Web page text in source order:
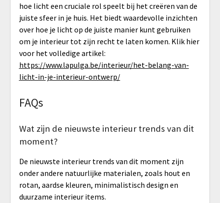
hoe licht een cruciale rol speelt bij het creëren van de
juiste sfeer in je huis. Het biedt waardevolle inzichten
over hoe je licht op de juiste manier kunt gebruiken
om je interieur tot zijn recht te laten komen. Klik hier
voor het volledige artikel:
https://www.lapulga.be/interieur/het-belang-van-
licht-in-je-interieur-ontwerp/
FAQs
Wat zijn de nieuwste interieur trends van dit
moment?
De nieuwste interieur trends van dit moment zijn
onder andere natuurlijke materialen, zoals hout en
rotan, aardse kleuren, minimalistisch design en
duurzame interieur items.